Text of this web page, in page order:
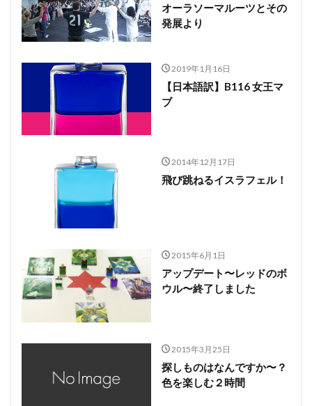
オーラソーマルーツとその
発展より
2019年1月16日
【日本語訳】B116 女王マ
ブ
2014年12月17日
飛び跳ねるイスラフェル！
2015年6月1日
アップデート〜レッドのボ
ウル〜終了しました
2015年3月25日
探しものはなんですか〜？
色を楽しむ２時間